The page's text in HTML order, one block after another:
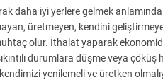
daha iyi yerlere gelmek
üretmeyen, kendini
olur. İthalat yaparak
durumlara düşme veya
yenilemeli ve üretken